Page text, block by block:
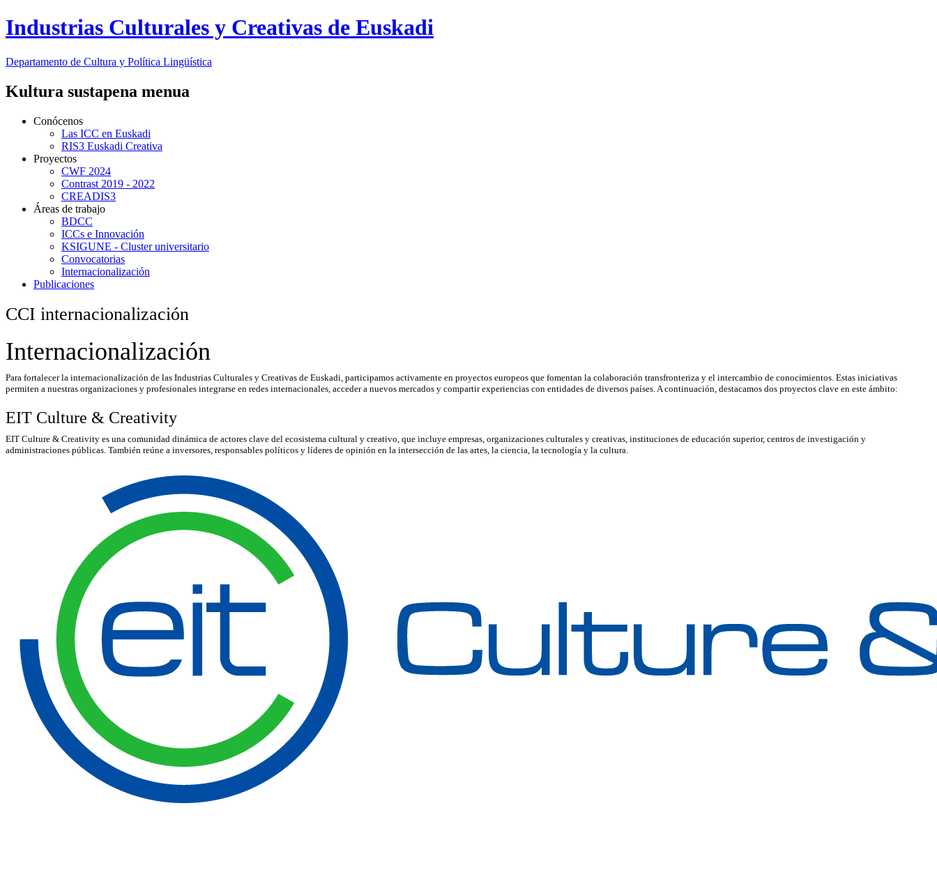
Industrias Culturales y Creativas de Euskadi
Departamento de Cultura y Política Lingüística
Kultura sustapena menua
Conócenos
Las ICC en Euskadi
RIS3 Euskadi Creativa
Proyectos
CWF 2024
Contrast 2019 - 2022
CREADIS3
Áreas de trabajo
BDCC
ICCs e Innovación
KSIGUNE - Cluster universitario
Convocatorias
Internacionalización
Publicaciones
CCI internacionalización
Internacionalización
Para fortalecer la internacionalización de las Industrias Culturales y Creativas de Euskadi, participamos activamente en proyectos europeos que fomentan la colaboración transfronteriza y el intercambio de conocimientos. Estas iniciativas
permiten a nuestras organizaciones y profesionales integrarse en redes internacionales, acceder a nuevos mercados y compartir experiencias con entidades de diversos países. A continuación, destacamos dos proyectos clave en este ámbito:
EIT Culture & Creativity
EIT Culture & Creativity es una comunidad dinámica de actores clave del ecosistema cultural y creativo, que incluye empresas, organizaciones culturales y creativas, instituciones de educación superior, centros de investigación y
administraciones públicas. También reúne a inversores, responsables políticos y líderes de opinión en la intersección de las artes, la ciencia, la tecnología y la cultura.